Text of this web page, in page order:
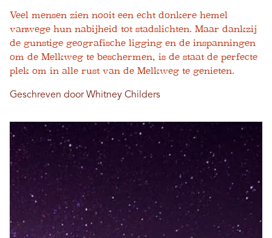
Veel mensen zien nooit een echt donkere hemel
vanwege hun nabijheid tot stadslichten. Maar dankzij
de gunstige geografische ligging en de inspanningen
om de Melkweg te beschermen, is de staat de perfecte
plek om in alle rust van de Melkweg te genieten.
Geschreven door Whitney Childers